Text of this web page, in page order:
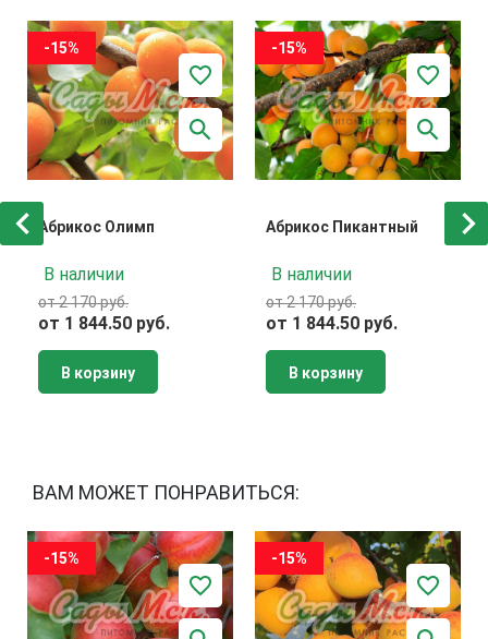
-15%
Абрикос Олимп
В наличии
от 2 170 руб.
от 1 844.50 руб.
В корзину
-15%
Абрикос Пикантный
В наличии
от 2 170 руб.
от 1 844.50 руб.
В корзину
ВАМ МОЖЕТ ПОНРАВИТЬСЯ:
-15% -15%